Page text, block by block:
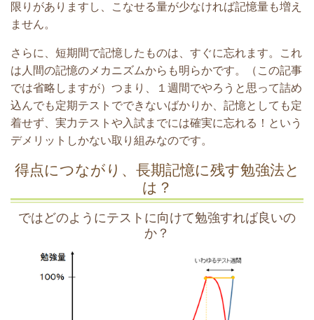
限りがありますし、こなせる量が少なければ記憶量も増え
ません。
さらに、短期間で記憶したものは、すぐに忘れます。これ
は人間の記憶のメカニズムからも明らかです。（この記事
では省略しますが）つまり、
１週間でやろうと思って詰め
込んでも定期テストでできないばかりか、記憶としても定
着せず、実力テストや入試までには確実に忘れる！という
デメリットしかない取り組みなのです。
得点につながり、長期記憶に残す勉強法と
は？
ではどのようにテストに向けて勉強すれば良いの
か？